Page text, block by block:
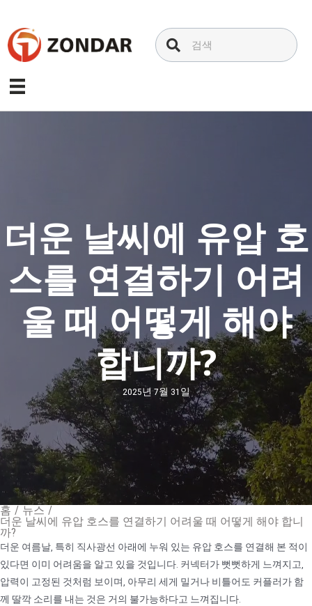
으
뛰
더운 날씨에 유압 호
스를 연결하기 어려
울 때 어떻게 해야
합니까?
2025년 7월 31일
홈 / 뉴스 /
더운 날씨에 유압 호스를 연결하기 어려울 때 어떻게 해야 합니
까?
더운 여름날, 특히 직사광선 아래에 누워 있는 유압 호스를 연결해 본 적이
있다면 이미 어려움을 알고 있을 것입니다. 커넥터가 뻣뻣하게 느껴지고,
압력이 고정된 것처럼 보이며, 아무리 세게 밀거나 비틀어도 커플러가 함
께 딸깍 소리를 내는 것은 거의 불가능하다고 느껴집니다.